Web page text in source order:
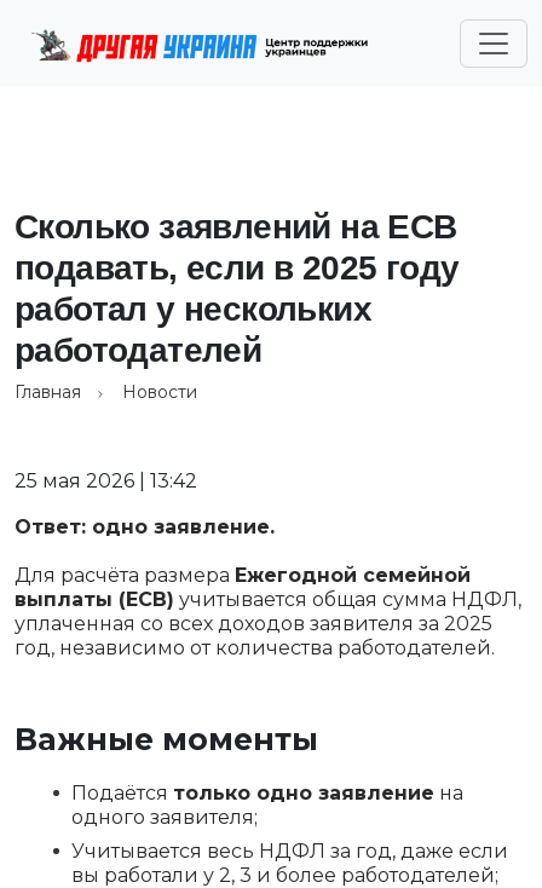
Сколько заявлений на ЕСВ
подавать, если в 2025 году
работал у нескольких
работодателей
Главная Новости
25 мая 2026 | 13:42
Ответ: одно заявление.
Для расчёта размера Ежегодной семейной
выплаты (ЕСВ) учитывается общая сумма НДФЛ,
уплаченная со всех доходов заявителя за 2025
год, независимо от количества работодателей.
Важные моменты
Подаётся только одно заявление на
одного заявителя;
Учитывается весь НДФЛ за год, даже если
вы работали у 2, 3 и более работодателей;